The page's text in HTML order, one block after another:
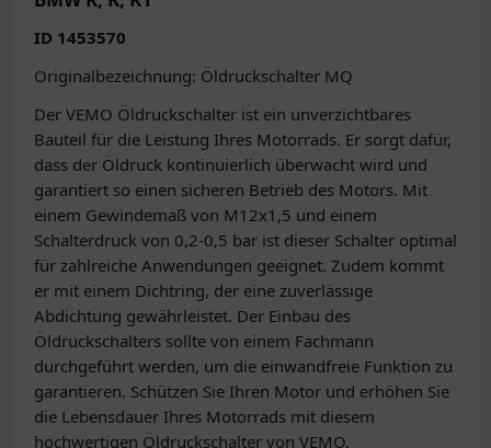
ID 1453570
Originalbezeichnung: Öldruckschalter MQ
Der VEMO Öldruckschalter ist ein unverzichtbares
Bauteil für die Leistung Ihres Motorrads. Er sorgt dafür,
dass der Öldruck kontinuierlich überwacht wird und
garantiert so einen sicheren Betrieb des Motors. Mit
einem Gewindemaß von M12x1,5 und einem
Schalterdruck von 0,2-0,5 bar ist dieser Schalter optimal
für zahlreiche Anwendungen geeignet. Zudem kommt
er mit einem Dichtring, der eine zuverlässige
Abdichtung gewährleistet. Der Einbau des
Öldruckschalters sollte von einem Fachmann
durchgeführt werden, um die einwandfreie Funktion zu
garantieren. Schützen Sie Ihren Motor und erhöhen Sie
die Lebensdauer Ihres Motorrads mit diesem
hochwertigen Öldruckschalter von VEMO.